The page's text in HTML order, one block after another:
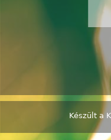
Készült a